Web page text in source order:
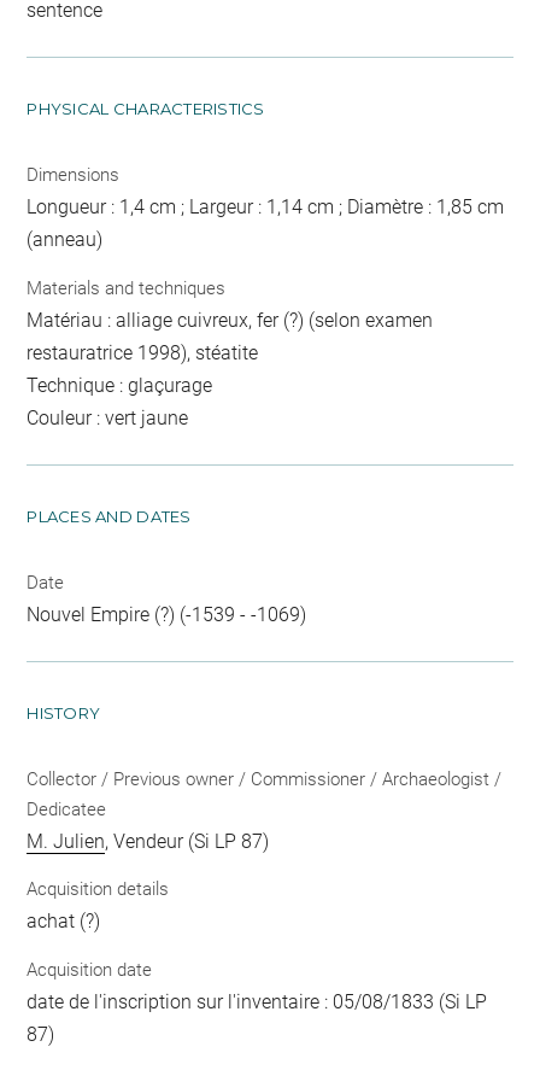
sentence
PHYSICAL CHARACTERISTICS
Dimensions
Longueur : 1,4 cm ; Largeur : 1,14 cm ; Diamètre : 1,85 cm
(anneau)
Materials and techniques
Matériau : alliage cuivreux, fer (?) (selon examen
restauratrice 1998), stéatite
Technique : glaçurage
Couleur : vert jaune
PLACES AND DATES
Date
Nouvel Empire (?) (-1539 - -1069)
HISTORY
Collector / Previous owner / Commissioner / Archaeologist /
Dedicatee
M. Julien, Vendeur (Si LP 87)
Acquisition details
achat (?)
Acquisition date
date de l'inscription sur l'inventaire : 05/08/1833 (Si LP
87)